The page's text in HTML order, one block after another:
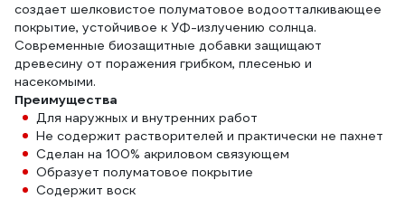
создает шелковистое полуматовое водоотталкивающее
покрытие, устойчивое к УФ-излучению солнца.
Современные биозащитные добавки защищают
древесину от поражения грибком, плесенью и
насекомыми.
Преимущества
Для наружных и внутренних работ
Не содержит растворителей и практически не пахнет
Сделан на 100% акриловом связующем
Образует полуматовое покрытие
Содержит воск